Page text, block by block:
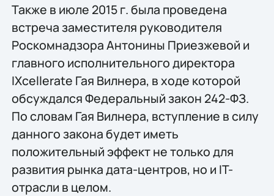
Также в июле 2015 г. была проведена
встреча заместителя руководителя
Роскомнадзора Антонины Приезжевой и
главного исполнительного директора
IXcellerate Гая Вилнера, в ходе которой
обсуждался Федеральный закон 242-ФЗ.
По словам Гая Вилнера, вступление в силу
данного закона будет иметь
положительный эффект не только для
развития рынка дата-центров, но и IT-
отрасли в целом.